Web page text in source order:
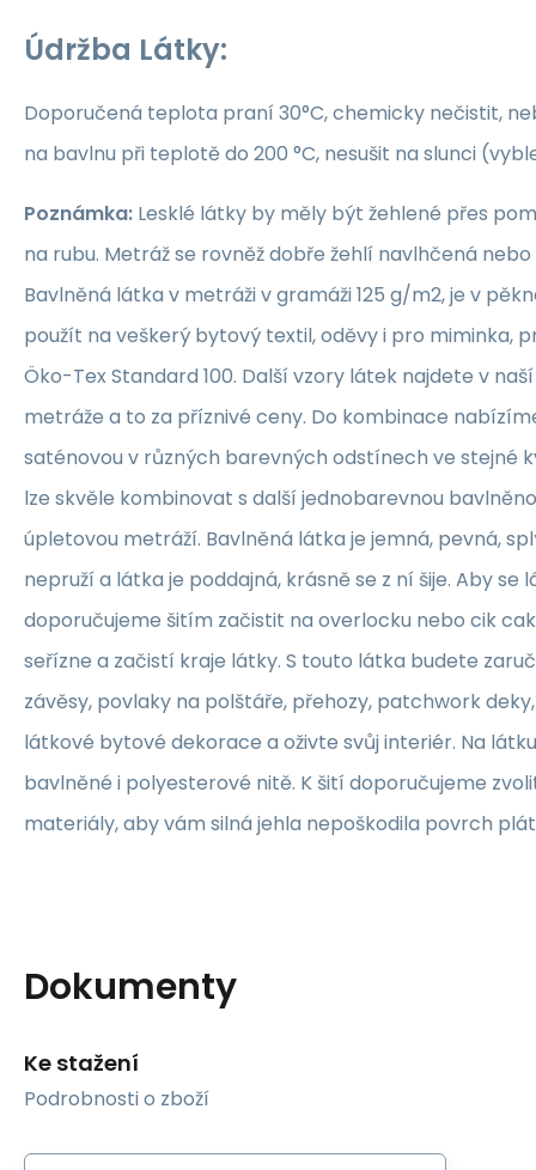
Údržba Látky:
Doporučená teplota praní 30°C, chemicky nečistit,
na bavlnu při teplotě do 200 °C, nesušit na slunci
Poznámka: Lesklé látky by měly být žehlené přes
na rubu. Metráž se rovněž dobře žehlí navlhčená
Bavlněná látka v metráži v gramáži 125 g/m2, je v
použít na veškerý bytový textil, oděvy i pro miminka,
Öko-Tex Standard 100. Další vzory látek najdete v
metráže a to za příznivé ceny. Do kombinace
saténovou v různých barevných odstínech ve stejné
lze skvěle kombinovat s další jednobarevnou
úpletovou metráží. Bavlněná látka je jemná, pevná,
nepruží a látka je poddajná, krásně se z ní šije. Aby se
doporučujeme šitím začistit na overlocku nebo cik
seřízne a začistí kraje látky. S touto látka budete
závěsy, povlaky na polštáře, přehozy, patchwork
látkové bytové dekorace a oživte svůj interiér. Na
bavlněné i polyesterové nitě. K šití doporučujeme
materiály, aby vám silná jehla nepoškodila povrch
Dokumenty
Ke stažení
Podrobnosti o zboží